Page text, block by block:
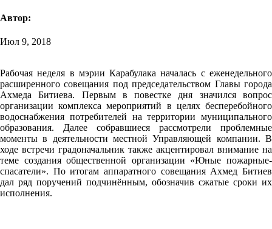
Автор:
Июл 9, 2018
Рабочая неделя в мэрии Карабулака началась с еженедельного
расширенного совещания под председательством Главы города
Ахмеда Битиева. Первым в повестке дня значился вопрос
организации комплекса мероприятий в целях бесперебойного
водоснабжения потребителей на территории муниципального
образования. Далее собравшиеся рассмотрели проблемные
моменты в деятельности местной Управляющей компании. В
ходе встречи градоначальник также акцентировал внимание на
теме создания общественной организации «Юные пожарные-
спасатели». По итогам аппаратного совещания Ахмед Битиев
дал ряд поручений подчинённым, обозначив сжатые сроки их
исполнения.